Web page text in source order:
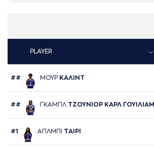
PLAYER
## ΜΟΥΡ ΚAΛΙΝΤ
## ΓΚAΜΠΛ ΤΖΟΥΝΙΟΡ ΚAΡΛ ΓΟΥΙΛΙAΜ
#1 AΠΛΜΠΙ ΤAΙΡΙ